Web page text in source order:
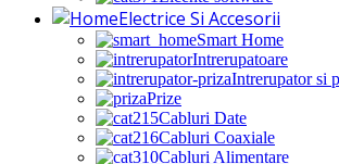
Electrice Si Accesorii
Smart Home
Intrerupatoare
Intrerupator si
Prize
Cabluri Date
Cabluri Coaxiale
Cabluri Alimentare